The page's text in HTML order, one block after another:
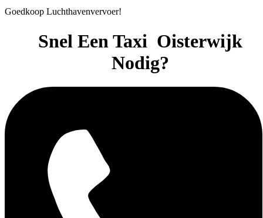
Goedkoop Luchthavenvervoer!
Snel Een Taxi Oisterwijk
Nodig?